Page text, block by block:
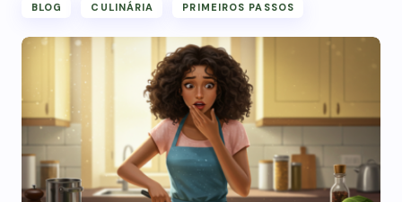
BLOG CULINÁRIA PRIMEIROS PASSOS